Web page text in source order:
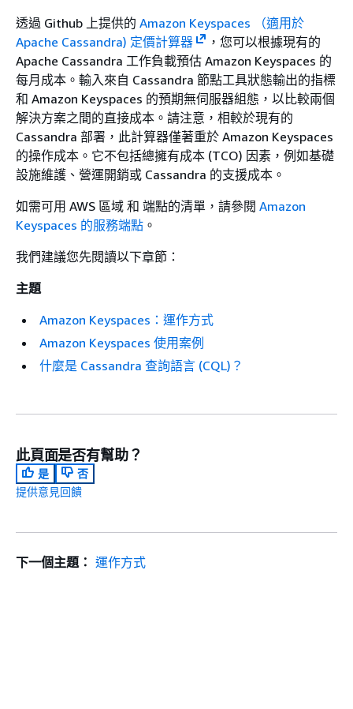
透過 Github 上提供的 Amazon Keyspaces （適用於
Apache Cassandra) 定價計算器
，您可以根據現有的
Apache Cassandra 工作負載預估 Amazon Keyspaces 的
每月成本。輸入來自 Cassandra 節點工具狀態輸出的指標
和 Amazon Keyspaces 的預期無伺服器組態，以比較兩個
解決方案之間的直接成本。請注意，相較於現有的
Cassandra 部署，此計算器僅著重於 Amazon Keyspaces
的操作成本。它不包括總擁有成本 (TCO) 因素，例如基礎
設施維護、營運開銷或 Cassandra 的支援成本。
如需可用 AWS 區域 和 端點的清單，請參閱 Amazon
Keyspaces 的服務端點 。
我們建議您先閱讀以下章節：
主題
Amazon Keyspaces：運作方式
Amazon Keyspaces 使用案例
什麼是 Cassandra 查詢語言 (CQL)？
此頁面是否有幫助？
是
否
提供意見回饋
下一個主題： 運作方式